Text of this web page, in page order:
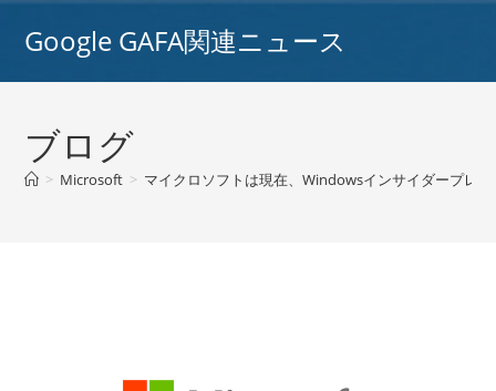
Google GAFA関連ニュース
ブログ
> Microsoft > マイクロソフトは現在、Windowsインサイダープレ